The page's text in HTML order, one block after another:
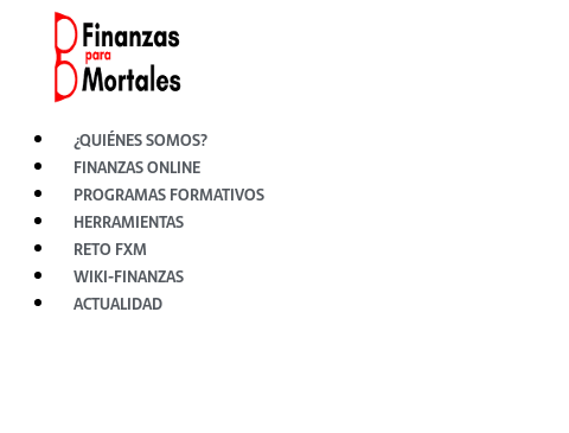
contenido
¿QUIÉNES SOMOS?
FINANZAS ONLINE
PROGRAMAS FORMATIVOS
HERRAMIENTAS
RETO FXM
WIKI-FINANZAS
ACTUALIDAD